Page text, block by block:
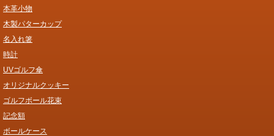
本革小物
木製パターカップ
名入れ箸
時計
UVゴルフ傘
オリジナルクッキー
ゴルフボール花束
記念額
ボールケース